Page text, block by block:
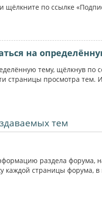
щёлкните по ссылке
на
тему, щёлкнув
страницы просмотра тем.
тем
раздела форума,
страницы форума,